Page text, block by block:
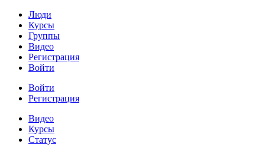
Люди
Курсы
Группы
Видео
Регистрация
Войти
Войти
Регистрация
Видео
Курсы
Статус